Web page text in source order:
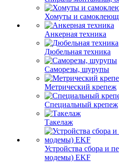
Хомуты и
Анкерная техника
Дюбельная техника
Саморезы, шурупы
Метрический крепеж
Специальный крепеж
Такелаж
Устройства сбора и
модемы) EKF